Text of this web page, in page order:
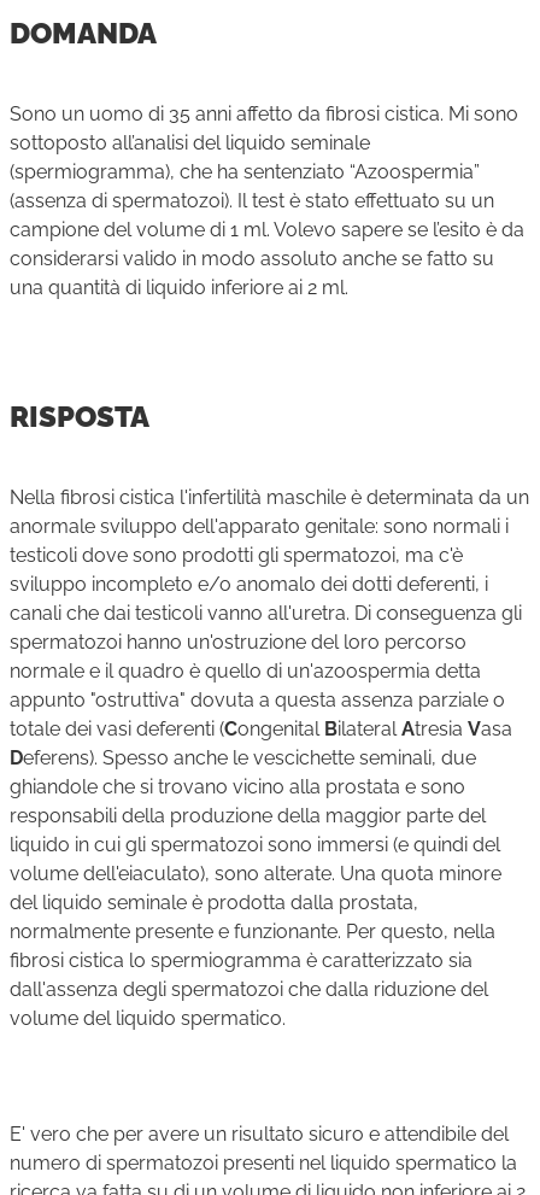
DOMANDA
Sono un uomo di 35 anni affetto da fibrosi cistica. Mi sono
sottoposto all’analisi del liquido seminale
(spermiogramma), che ha sentenziato “Azoospermia”
(assenza di spermatozoi). Il test è stato effettuato su un
campione del volume di 1 ml. Volevo sapere se l’esito è da
considerarsi valido in modo assoluto anche se fatto su
una quantità di liquido inferiore ai 2 ml.
RISPOSTA
Nella fibrosi cistica l'infertilità maschile è determinata da un
anormale sviluppo dell'apparato genitale: sono normali i
testicoli dove sono prodotti gli spermatozoi, ma c'è
sviluppo incompleto e/o anomalo dei dotti deferenti, i
canali che dai testicoli vanno all'uretra. Di conseguenza gli
spermatozoi hanno un'ostruzione del loro percorso
normale e il quadro è quello di un'azoospermia detta
appunto "ostruttiva" dovuta a questa assenza parziale o
totale dei vasi deferenti (Congenital BilateralAtresia Vasa
Deferens). Spesso anche le vescichette seminali, due
ghiandole che si trovano vicino alla prostata e sono
responsabili della produzione della maggior parte del
liquido in cui gli spermatozoi sono immersi (e quindi del
volume dell'eiaculato), sono alterate. Una quota minore
del liquido seminale è prodotta dalla prostata,
normalmente presente e funzionante. Per questo, nella
fibrosi cistica lo spermiogramma è caratterizzato sia
dall'assenza degli spermatozoi che dalla riduzione del
volume del liquido spermatico.
E' vero che per avere un risultato sicuro e attendibile del
numero di spermatozoi presenti nel liquido spermatico la